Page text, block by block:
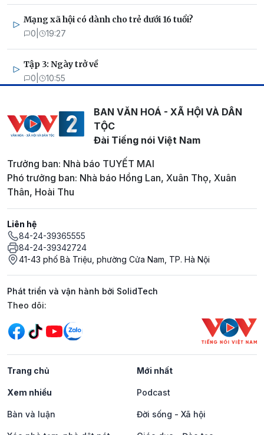
Mạng xã hội có dành cho trẻ dưới 16 tuổi?
0 19:27
Tập 3: Ngày trở về
0 10:55
BAN VĂN HOÁ - XÃ HỘI VÀ DÂN
TỘC
Đài Tiếng nói Việt Nam
Trưởng ban: Nhà báo TUYẾT MAI
Phó trưởng ban: Nhà báo Hồng Lan, Xuân Thọ, Xuân
Thân, Hoài Thu
Liên hệ
84-24-39365555
84-24-39342724
41-43 phố Bà Triệu, phường Cửa Nam, TP. Hà Nội
Phát triển và vận hành bởi SolidTech
Mạng xã hội
Theo dõi:
Trang chủ Mới nhất
Xem nhiều Podcast
Bàn và luận Đời sống - Xã hội